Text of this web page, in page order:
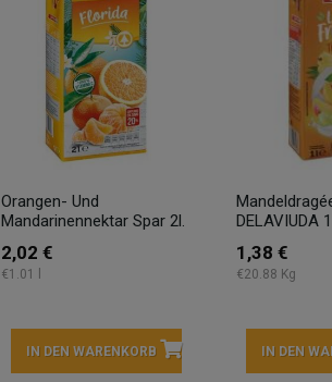
Orangen- Und
Mandarinennektar Spar 2l.
2,02 €
€1.01 l
IN DEN WARENKORB
DELAVIUDA
1,38 €
€20.88 Kg
IN DEN